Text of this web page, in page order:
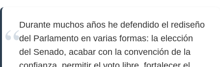
Durante muchos años he defendido el rediseño
del Parlamento en varias formas: la elección
del Senado, acabar con la convención de la